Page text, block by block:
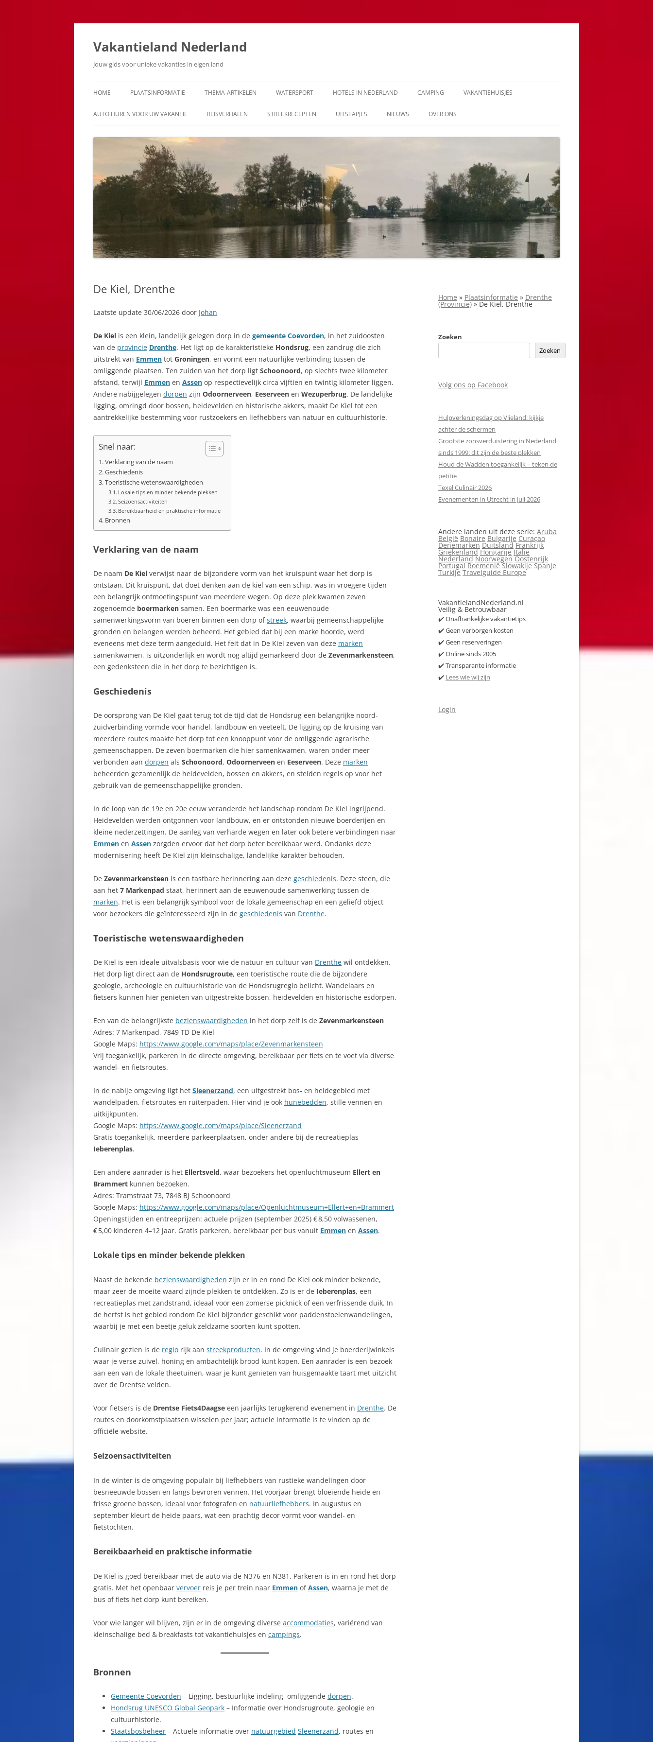
Ga
inhoud
Vakantieland Nederland
Jouw gids voor unieke vakanties in eigen land
HOME PLAATSINFORMATIE THEMA-ARTIKELEN WATERSPORT HOTELS IN NEDERLAND CAMPING VAKANTIEHUISJES
AUTO HUREN VOOR UW VAKANTIE REISVERHALEN STREEKRECEPTEN UITSTAPJES NIEUWS OVER ONS
De Kiel, Drenthe
Laatste update 30/06/2026 door Johan
De Kiel is een klein, landelijk gelegen dorp in de gemeente Coevorden, in het zuidoosten
van de provincie Drenthe. Het ligt op de karakteristieke Hondsrug, een zandrug die zich
uitstrekt van Emmen tot Groningen, en vormt een natuurlijke verbinding tussen de
omliggende plaatsen. Ten zuiden van het dorp ligt Schoonoord, op slechts twee kilometer
afstand, terwijl Emmen en Assen op respectievelijk circa vijftien en twintig kilometer liggen.
Andere nabijgelegen dorpen zijn Odoornerveen, Eeserveen en Wezuperbrug. De landelijke
ligging, omringd door bossen, heidevelden en historische akkers, maakt De Kiel tot een
aantrekkelijke bestemming voor rustzoekers en liefhebbers van natuur en cultuurhistorie.
Snel naar:
Verklaring van de naam
Geschiedenis
Toeristische wetenswaardigheden
Lokale tips en minder bekende plekken
Seizoensactiviteiten
Bereikbaarheid en praktische informatie
Bronnen
Verklaring van de naam
De naam De Kiel verwijst naar de bijzondere vorm van het kruispunt waar het dorp is
ontstaan. Dit kruispunt, dat doet denken aan de kiel van een schip, was in vroegere tijden
een belangrijk ontmoetingspunt van meerdere wegen. Op deze plek kwamen zeven
zogenoemde boermarken samen. Een boermarke was een eeuwenoude
samenwerkingsvorm van boeren binnen een dorp ofstreek, waarbij gemeenschappelijke
gronden en belangen werden beheerd. Het gebied dat bij een marke hoorde, werd
eveneens met deze term aangeduid. Het feit dat in De Kiel zeven van deze marken
samenkwamen, is uitzonderlijk en wordt nog altijd gemarkeerd door de Zevenmarkensteen,
een gedenksteen die in het dorp te bezichtigen is.
Geschiedenis
De oorsprong van De Kiel gaat terug tot de tijd dat de Hondsrug een belangrijke noord-
zuidverbinding vormde voor handel, landbouw en veeteelt. De ligging op de kruising van
meerdere routes maakte het dorp tot een knooppunt voor de omliggende agrarische
gemeenschappen. De zeven boermarken die hier samenkwamen, waren onder meer
verbonden aan dorpen als Schoonoord, Odoornerveen en Eeserveen. Deze marken
beheerden gezamenlijk de heidevelden, bossen en akkers, en stelden regels op voor het
gebruik van de gemeenschappelijke gronden.
In de loop van de 19e en 20e eeuw veranderde het landschap rondom De Kiel ingrijpend.
Heidevelden werden ontgonnen voor landbouw, en er ontstonden nieuwe boerderijen en
kleine nederzettingen. De aanleg van verharde wegen en later ook betere verbindingen naar
Emmen en Assen zorgden ervoor dat het dorp beter bereikbaar werd. Ondanks deze
modernisering heeft De Kiel zijn kleinschalige, landelijke karakter behouden.
De Zevenmarkensteen is een tastbare herinnering aan deze geschiedenis. Deze steen, die
aan het 7 Markenpad staat, herinnert aan de eeuwenoude samenwerking tussen de
marken. Het is een belangrijk symbool voor de lokale gemeenschap en een geliefd object
voor bezoekers die geïnteresseerd zijn in de geschiedenis van Drenthe.
Toeristische wetenswaardigheden
De Kiel is een ideale uitvalsbasis voor wie de natuur en cultuur van Drenthe wil ontdekken.
Het dorp ligt direct aan de Hondsrugroute, een toeristische route die de bijzondere
geologie, archeologie en cultuurhistorie van de Hondsrugregio belicht. Wandelaars en
fietsers kunnen hier genieten van uitgestrekte bossen, heidevelden en historische esdorpen.
Een van de belangrijkste bezienswaardigheden in het dorp zelf is de Zevenmarkensteen
Adres: 7 Markenpad, 7849 TD De Kiel
Google Maps: https://www.google.com/maps/place/Zevenmarkensteen
Vrij toegankelijk, parkeren in de directe omgeving, bereikbaar per fiets en te voet via diverse
wandel- en fietsroutes.
In de nabije omgeving ligt het Sleenerzand, een uitgestrekt bos- en heidegebied met
wandelpaden, fietsroutes en ruiterpaden. Hier vind je ook hunebedden, stille vennen en
uitkijkpunten.
Google Maps: https://www.google.com/maps/place/Sleenerzand
Gratis toegankelijk, meerdere parkeerplaatsen, onder andere bij de recreatieplas
Ieberenplas.
Een andere aanrader is het Ellertsveld, waar bezoekers het openluchtmuseum Ellert en
Brammert kunnen bezoeken.
Adres: Tramstraat 73, 7848 BJ Schoonoord
Google Maps: https://www.google.com/maps/place/Openluchtmuseum+Ellert+en+Brammert
Openingstijden en entreeprijzen: actuele prijzen (september 2025) € 8,50 volwassenen,
€ 5,00 kinderen 4–12 jaar. Gratis parkeren, bereikbaar per bus vanuit Emmen en Assen.
Lokale tips en minder bekende plekken
Naast de bekende bezienswaardigheden zijn er in en rond De Kiel ook minder bekende,
maar zeer de moeite waard zijnde plekken te ontdekken. Zo is er de Ieberenplas, een
recreatieplas met zandstrand, ideaal voor een zomerse picknick of een verfrissende duik. In
de herfst is het gebied rondom De Kiel bijzonder geschikt voor paddenstoelenwandelingen,
waarbij je met een beetje geluk zeldzame soorten kunt spotten.
Culinair gezien is de regio rijk aan streekproducten. In de omgeving vind je boerderijwinkels
waar je verse zuivel, honing en ambachtelijk brood kunt kopen. Een aanrader is een bezoek
aan een van de lokale theetuinen, waar je kunt genieten van huisgemaakte taart met uitzicht
over de Drentse velden.
Voor fietsers is de Drentse Fiets4Daagse een jaarlijks terugkerend evenement in Drenthe. De
routes en doorkomstplaatsen wisselen per jaar; actuele informatie is te vinden op de
officiële website.
Seizoensactiviteiten
In de winter is de omgeving populair bij liefhebbers van rustieke wandelingen door
besneeuwde bossen en langs bevroren vennen. Het voorjaar brengt bloeiende heide en
frisse groene bossen, ideaal voor fotografen en natuurliefhebbers. In augustus en
september kleurt de heide paars, wat een prachtig decor vormt voor wandel- en
fietstochten.
Bereikbaarheid en praktische informatie
De Kiel is goed bereikbaar met de auto via de N376 en N381. Parkeren is in en rond het dorp
gratis. Met het openbaar vervoer reis je per trein naar Emmen ofAssen, waarna je met de
bus of fiets het dorp kunt bereiken.
Voor wie langer wil blijven, zijn er in de omgeving diverse accommodaties, variërend van
kleinschalige bed & breakfasts tot vakantiehuisjes en campings.
Bronnen
Gemeente Coevorden – Ligging, bestuurlijke indeling, omliggende dorpen.
Hondsrug UNESCO Global Geopark – Informatie over Hondsrugroute, geologie en
cultuurhistorie.
Staatsbosbeheer – Actuele informatie over natuurgebied Sleenerzand, routes en
Home » Plaatsinformatie » Drenthe
(Provincie) » De Kiel, Drenthe
Zoeken
Zoeken
Volg ons op Facebook
Hulpverleningsdag op Vlieland: kijkje
achter de schermen
Grootste zonsverduistering in Nederland
sinds 1999: dit zijn de beste plekken
Houd de Wadden toegankelijk – teken de
petitie
Texel Culinair 2026
Evenementen in Utrecht in juli 2026
Andere landen uit deze serie: Aruba
België Bonaire Bulgarije Curaçao
Denemarken Duitsland Frankrijk
Griekenland Hongarije Italië
Nederland Noorwegen Oostenrijk
Portugal Roemenië Slowakije Spanje
Turkije Travelguide Europe
VakantielandNederland.nl
Veilig & Betrouwbaar
✔️ Onafhankelijke vakantietips
✔️ Geen verborgen kosten
✔️ Geen reserveringen
✔️ Online sinds 2005
✔️ Transparante informatie
✔️ Lees wie wij zijn
Login